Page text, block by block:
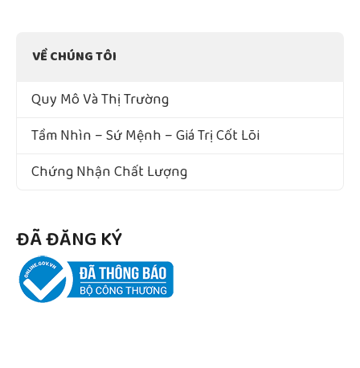
VỀ CHÚNG TÔI
Quy Mô Và Thị Trường
Tầm Nhìn – Sứ Mệnh – Giá Trị Cốt Lõi
Chứng Nhận Chất Lượng
ĐÃ ĐĂNG KÝ